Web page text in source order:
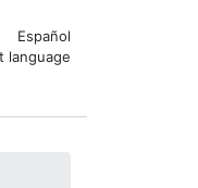
Español
language